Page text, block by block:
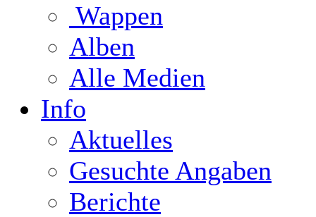
Wappen
Alben
Alle Medien
Info
Aktuelles
Gesuchte Angaben
Berichte